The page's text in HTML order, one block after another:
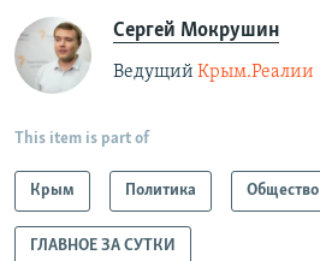
Сергей Мокрушин
Ведущий Крым.Реалии
This item is part of
Крым Политика Общество
ГЛАВНОЕ ЗА СУТКИ